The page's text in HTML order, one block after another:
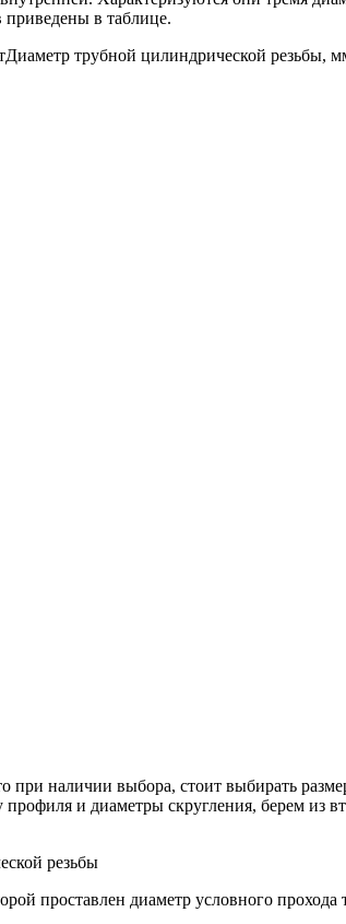
в таблице.
трубной цилиндрической резьбы,
при наличии выбора, стоит выбирать
и диаметры скругления, берем из
резьбы
проставлен диаметр условного